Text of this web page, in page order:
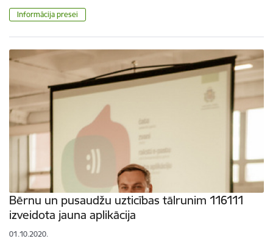
Informācija presei
Bērnu un pusaudžu uzticības tālrunim 116111
izveidota jauna aplikācija
01.10.2020.